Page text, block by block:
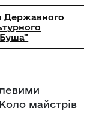
Державного
майстрів